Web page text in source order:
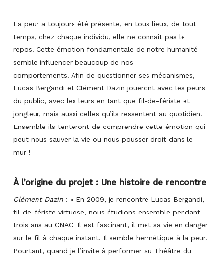
La peur a toujours été présente, en tous lieux, de tout
temps, chez chaque individu, elle ne connaît pas le
repos. Cette émotion fondamentale de notre humanité
semble influencer beaucoup de nos
comportements. Afin de questionner ses mécanismes,
Lucas Bergandi et Clément Dazin joueront avec les peurs
du public, avec les leurs en tant que fil-de-fériste et
jongleur, mais aussi celles qu’ils ressentent au quotidien.
Ensemble ils tenteront de comprendre cette émotion qui
peut nous sauver la vie ou nous pousser droit dans le
mur !
À l’origine du projet : Une histoire de rencontre
Clément Dazin: « En 2009, je rencontre Lucas Bergandi,
fil-de-fériste virtuose, nous étudions ensemble pendant
trois ans au CNAC. Il est fascinant, il met sa vie en danger
sur le fil à chaque instant. Il semble hermétique à la peur.
Pourtant, quand je l’invite à performer au Théâtre du